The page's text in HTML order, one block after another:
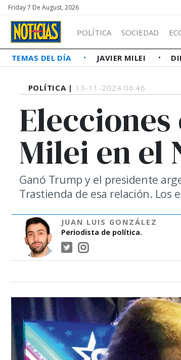
Friday 7 De August, 2026
POLÍTICA SOCIEDAD
TEMAS DEL DÍA JAVIER MILEI
POLÍTICA | 13-11-2024 06:46
Elecciones
Milei en el
Ganó Trump y el presidente
Trastienda de esa relación. Los
JUAN LUIS GONZÁLEZ
Periodista de política.